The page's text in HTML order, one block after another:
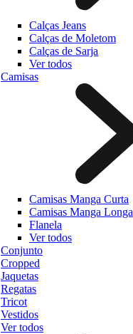
Calças Jeans
Calças de Moletom
Calças de Sarja
Ver todos
Camisas
Camisas Manga Curta
Camisas Manga Longa
Flanela
Ver todos
Conjunto
Cropped
Jaquetas
Regatas
Tricot
Vestidos
Ver todos